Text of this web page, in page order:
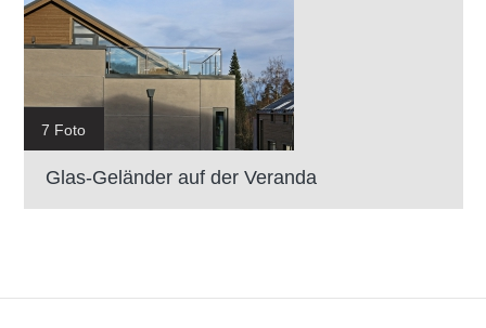
7 Foto
Glas-Geländer auf der Veranda